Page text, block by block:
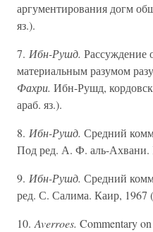
аргументирования догм
яз.).
7. Ибн-Рушд. Рассуждение
материальным разумом
Фахри. Ибн-Рушд,
араб. яз.).
8. Ибн-Рушд. Средний
Под ред. А. Ф. аль-Ахвани.
9. Ибн-Рушд. Средний
ред. С. Салима. Каир, 1967
10. Averroes. Commentary